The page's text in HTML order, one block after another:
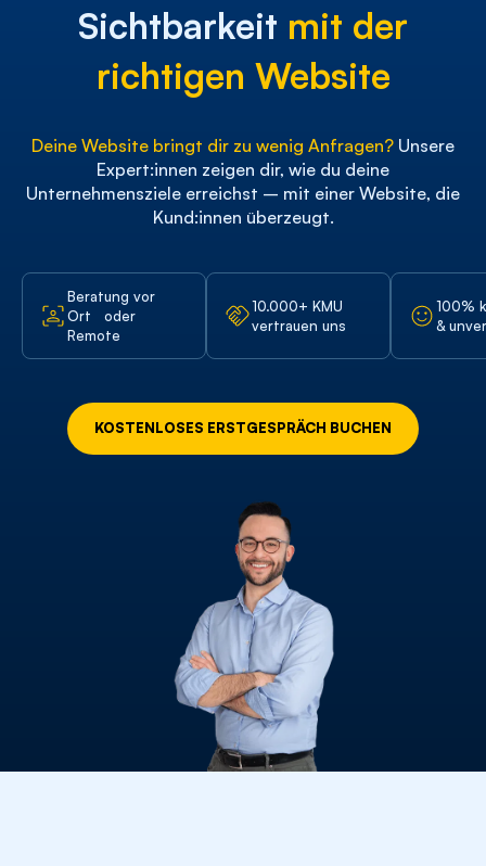
Sichtbarkeit mit der
richtigen Website
Deine Website bringt dir zu wenig Anfragen? Unsere
Expert:innen zeigen dir, wie du deine
Unternehmensziele erreichst – mit einer Website, die
Kund:innen überzeugt.
Beratung vor
Ort oder
Remote
10.000+ KMU
vertrauen uns
100%
&
KOSTENLOSES ERSTGESPRÄCH BUCHEN